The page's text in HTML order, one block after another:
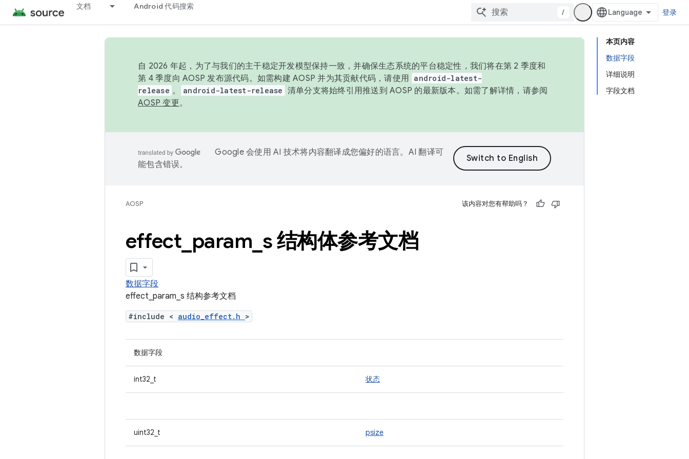
文档 Android 代码搜索
/ 登录
本页内容
数据字段
详细说明
字段文档
自 2026 年起，为了与我们的主干稳定开发模型保持一致，并确保生态系统的平台稳定性，我们将在第 2 季度和
第 4 季度向 AOSP 发布源代码。如需构建 AOSP 并为其贡献代码，请使用 android-latest-
release 。 android-latest-release 清单分支将始终引用推送到 AOSP 的最新版本。如需了解详情，请参阅
AOSP 变更。
Google 会使用 AI 技术将内容翻译成您偏好的语言。AI 翻译可
能包含错误。
AOSP 该内容对您有帮助吗？
effect param s 结构体参考文档
数据字段
effect_param_s 结构参考文档
#include < audio_effect.h >
数据字段
int32_t 状态
uint32_t psize